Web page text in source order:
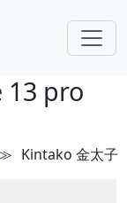
13 pro
Kintako 金太子